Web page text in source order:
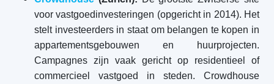
voor vastgoedinvesteringen (opgericht in 2014). Het
stelt investeerders in staat om belangen te kopen in
appartementsgebouwen en huurprojecten.
Campagnes zijn vaak gericht op residentieel of
commercieel vastgoed in steden. Crowdhouse